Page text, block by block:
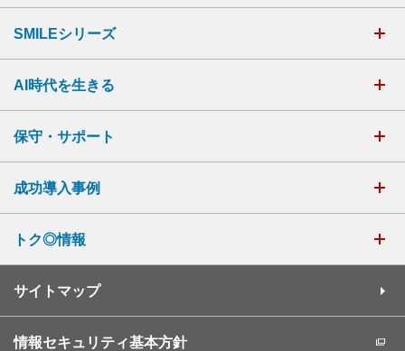
SMILEシリーズ
AI時代を生きる
保守・サポート
成功導入事例
トク◎情報
サイトマップ
情報セキュリティ基本方針